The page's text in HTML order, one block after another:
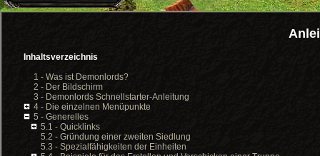
Inhaltsverzeichnis
1 - Was ist Demonlords?
2 - Der Bildschirm
3 - Demonlords Schnellstarter-Anleitung
4 - Die einzelnen Menüpunkte
5 - Generelles
5.1 - Quicklinks
5.2 - Gründung einer zweiten Siedlung
5.3 - Spezialfähigkeiten der Einheiten